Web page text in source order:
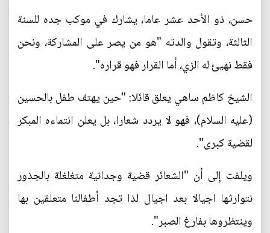
حسن، ذو الأحد عشر عاما، يشارك في موكب جده للسنة
الثالثة، وتقول والدته "هو من يصر على المشاركة، ونحن
فقط نهيئ له الزي، أما القرار فهو قراره".
الشيخ كاظم ساهي يعلق قائلا: "حين يهتف طفل بالحسين
(عليه السلام)، فهو لا يردد شعارا، بل يعلن انتماءه المبكر
لقضية كبرى".
ويلفت إلى أن "الشعائر قضية وجدانية متغلغلة بالجذور
نتوارثها اجيالا بعد اجيال لذا تجد أطفالنا متعلقين بها
وينتظروها بفارغ الصبر".